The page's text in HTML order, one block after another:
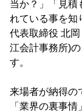
当か？」「見積
れている事を知
代表取締役 北
江会計事務所)
す。
来場者が納得の
「業界の裏事